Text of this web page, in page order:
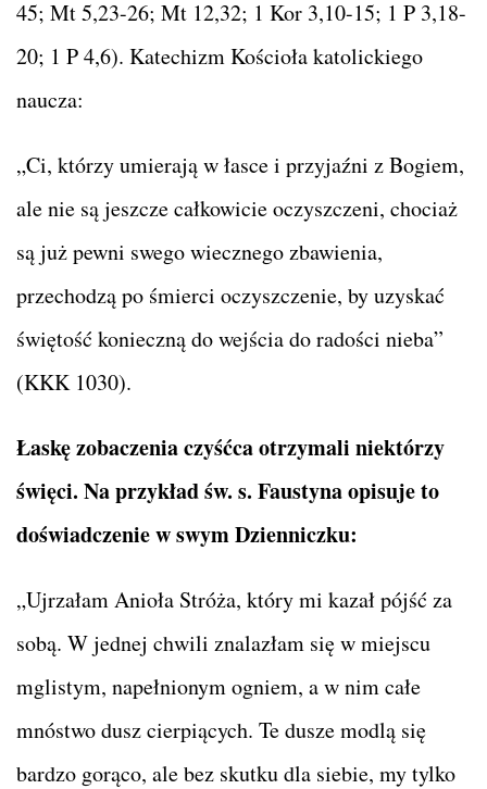
45; Mt 5,23-26; Mt 12,32; 1 Kor 3,10-15; 1 P 3,18-
20; 1 P 4,6). Katechizm Kościoła katolickiego
naucza:
„Ci, którzy umierają w łasce i przyjaźni z Bogiem,
ale nie są jeszcze całkowicie oczyszczeni, chociaż
są już pewni swego wiecznego zbawienia,
przechodzą po śmierci oczyszczenie, by uzyskać
świętość konieczną do wejścia do radości nieba”
(KKK 1030).
Łaskę zobaczenia czyśćca otrzymali niektórzy
święci. Na przykład św. s. Faustyna opisuje to
doświadczenie w swym Dzienniczku:
„Ujrzałam Anioła Stróża, który mi kazał pójść za
sobą. W jednej chwili znalazłam się w miejscu
mglistym, napełnionym ogniem, a w nim całe
mnóstwo dusz cierpiących. Te dusze modlą się
bardzo gorąco, ale bez skutku dla siebie, my tylko